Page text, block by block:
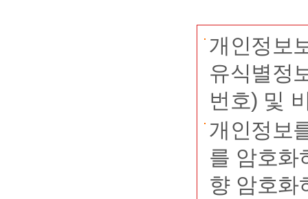
는 경우
수 있도
③ 신청
이용을
계속 사
되며 변
니다.
톡을 통
개인정
② 개인
-신청자
③ 동의
개인정보
유식별정
번호) 및
개인정보
를 암호화
향 암호화